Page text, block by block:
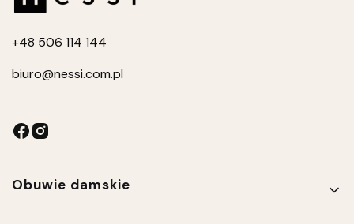
+48 506 114 144
biuro@nessi.com.pl
Linki w stopce
Obuwie damskie